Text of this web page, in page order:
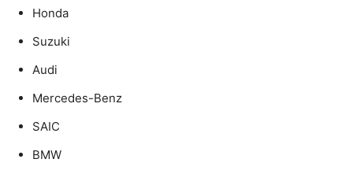
Honda
Suzuki
Audi
Mercedes-Benz
SAIC
BMW